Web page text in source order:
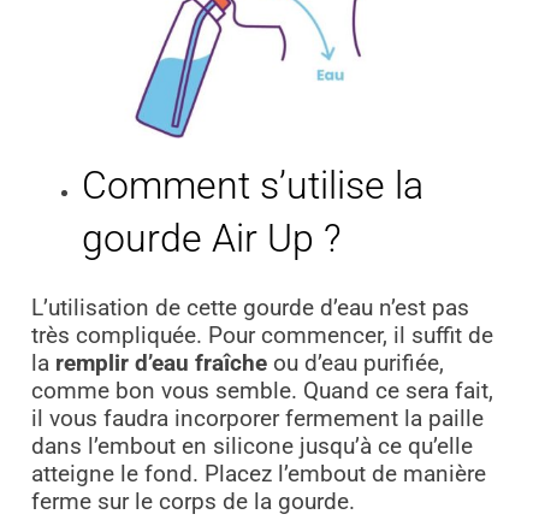
Comment s’utilise la
gourde Air Up ?
L’utilisation de cette gourde d’eau n’est pas
très compliquée. Pour commencer, il suffit de
laremplir d’eau fraîcheou d’eau purifiée,
comme bon vous semble. Quand ce sera fait,
il vous faudra incorporer fermement la paille
dans l’embout en silicone jusqu’à ce qu’elle
atteigne le fond. Placez l’embout de manière
ferme sur le corps de la gourde.